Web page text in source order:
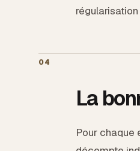
04
La
Pour chaque